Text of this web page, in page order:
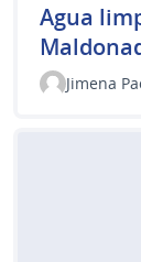
Agua
Jimena